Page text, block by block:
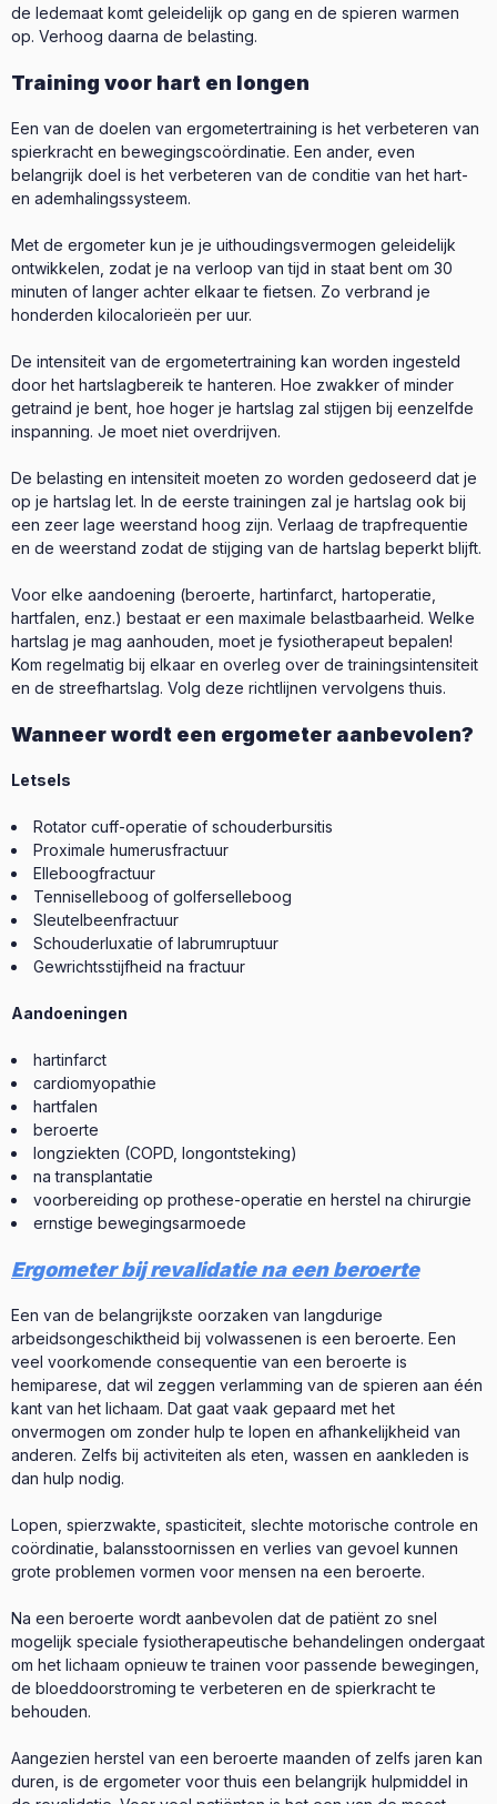
de ledemaat komt geleidelijk op gang en de spieren warmen
op. Verhoog daarna de belasting.
Training voor hart en longen
Een van de doelen van ergometertraining is het verbeteren van
spierkracht en bewegingscoördinatie. Een ander, even
belangrijk doel is het verbeteren van de conditie van het hart-
en ademhalingssysteem.
Met de ergometer kun je je uithoudingsvermogen geleidelijk
ontwikkelen, zodat je na verloop van tijd in staat bent om 30
minuten of langer achter elkaar te fietsen. Zo verbrand je
honderden kilocalorieën per uur.
De intensiteit van de ergometertraining kan worden ingesteld
door het hartslagbereik te hanteren. Hoe zwakker of minder
getraind je bent, hoe hoger je hartslag zal stijgen bij eenzelfde
inspanning. Je moet niet overdrijven.
De belasting en intensiteit moeten zo worden gedoseerd dat je
op je hartslag let. In de eerste trainingen zal je hartslag ook bij
een zeer lage weerstand hoog zijn. Verlaag de trapfrequentie
en de weerstand zodat de stijging van de hartslag beperkt blijft.
Voor elke aandoening (beroerte, hartinfarct, hartoperatie,
hartfalen, enz.) bestaat er een maximale belastbaarheid. Welke
hartslag je mag aanhouden, moet je fysiotherapeut bepalen!
Kom regelmatig bij elkaar en overleg over de trainingsintensiteit
en de streefhartslag. Volg deze richtlijnen vervolgens thuis.
Wanneer wordt een ergometer aanbevolen?
Letsels
Rotator cuff-operatie of schouderbursitis
Proximale humerusfractuur
Elleboogfractuur
Tenniselleboog of golferselleboog
Sleutelbeenfractuur
Schouderluxatie of labrumruptuur
Gewrichtsstijfheid na fractuur
Aandoeningen
hartinfarct
cardiomyopathie
hartfalen
beroerte
longziekten (COPD, longontsteking)
na transplantatie
voorbereiding op prothese-operatie en herstel na chirurgie
ernstige bewegingsarmoede
Ergometer bij revalidatie na een beroerte
Een van de belangrijkste oorzaken van langdurige
arbeidsongeschiktheid bij volwassenen is een beroerte. Een
veel voorkomende consequentie van een beroerte is
hemiparese, dat wil zeggen verlamming van de spieren aan één
kant van het lichaam. Dat gaat vaak gepaard met het
onvermogen om zonder hulp te lopen en afhankelijkheid van
anderen. Zelfs bij activiteiten als eten, wassen en aankleden is
dan hulp nodig.
Lopen, spierzwakte, spasticiteit, slechte motorische controle en
coördinatie, balansstoornissen en verlies van gevoel kunnen
grote problemen vormen voor mensen na een beroerte.
Na een beroerte wordt aanbevolen dat de patiënt zo snel
mogelijk speciale fysiotherapeutische behandelingen ondergaat
om het lichaam opnieuw te trainen voor passende bewegingen,
de bloeddoorstroming te verbeteren en de spierkracht te
behouden.
Aangezien herstel van een beroerte maanden of zelfs jaren kan
duren, is de ergometer voor thuis een belangrijk hulpmiddel in